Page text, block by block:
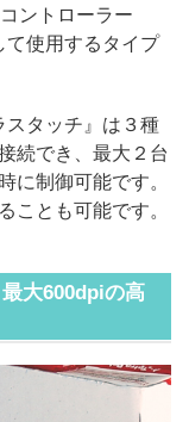
ントローラー
て使用するタイプ
スタッチ』は３種
続でき、最大２台
に制御可能です。
ことも可能です。
大600dpiの高